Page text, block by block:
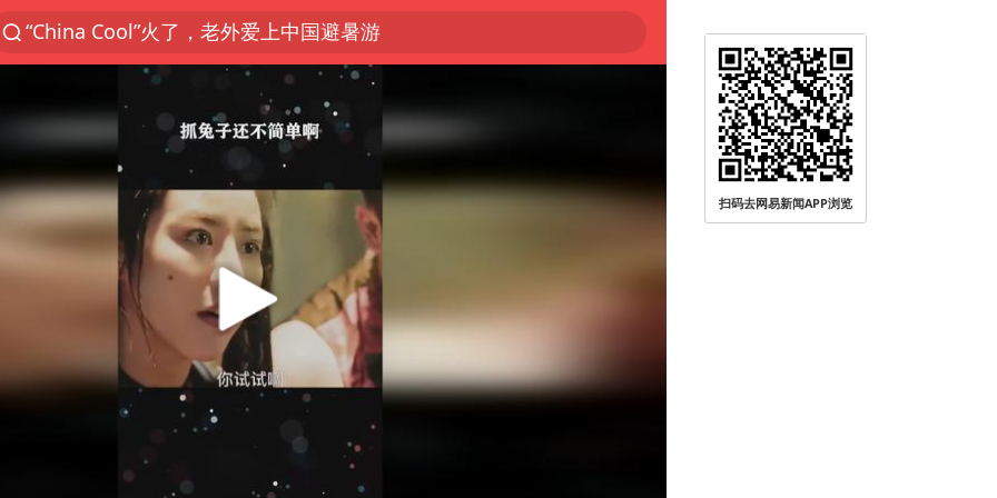
香港宏福苑火灾或由烟头引起
浙江台州《告全体市民书》
以媒：穆杰塔巴被紧急送医情况危急
多所高校取消艺考
泰国初中生饮弹自尽前开了26枪
网约车司机充电时猝死保险拒赔
陕西柞水泥石流已致2死 仍有1人失联
店主称换“青海拉面”招牌后生意更好
22岁女生独闯南太行失联12天
今年第二强台风将带来多大影响
张本智和：零封向鹏不意外
扫码去网易新闻APP浏览